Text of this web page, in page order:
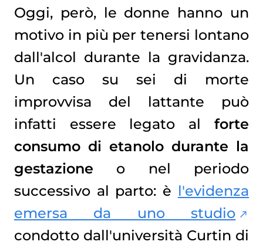
Oggi, però, le donne hanno un
motivo in più per tenersi lontano
dall'alcol durante la gravidanza.
Un caso su sei di morte
improvvisa del lattante può
infatti essere legato alforte
consumo di etanolo durante la
gestazione o nel periodo
successivo al parto: è l'evidenza
emersa da uno studio
condotto dall'università Curtin di